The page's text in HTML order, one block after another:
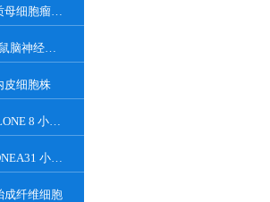
小鼠脑神经胶质母细胞瘤瘤株
NEURO-2A] 小鼠脑神经瘤细胞
皮细胞株
C3H/10T1/2 CLONE 8 小鼠胚胎成纤维细胞系
BALB/3T3CLONEA31 小鼠胚胎成纤维细胞
成纤维细胞